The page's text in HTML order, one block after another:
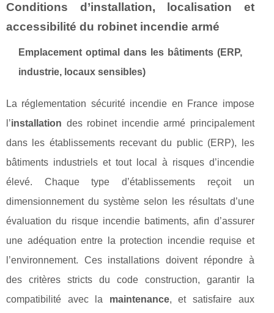
Conditions d’installation, localisation et
accessibilité du robinet incendie armé
Emplacement optimal dans les bâtiments (ERP,
industrie, locaux sensibles)
La réglementation sécurité incendie en France impose
l’installation des robinet incendie armé principalement
dans les établissements recevant du public (ERP), les
bâtiments industriels et tout local à risques d’incendie
élevé. Chaque type d’établissements reçoit un
dimensionnement du système selon les résultats d’une
évaluation du risque incendie batiments, afin d’assurer
une adéquation entre la protection incendie requise et
l’environnement. Ces installations doivent répondre à
des critères stricts du code construction, garantir la
compatibilité avec la maintenance, et satisfaire aux